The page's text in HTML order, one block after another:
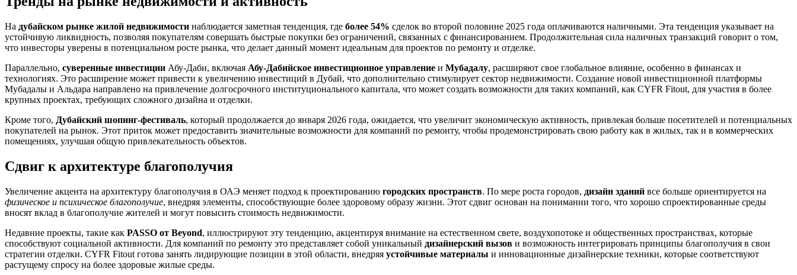
На дубайском рынке жилой недвижимости наблюдается заметная тенденция, где более 54% сделок во второй половине 2025 года оплачиваются наличными. Эта тенденция указывает на
устойчивую ликвидность, позволяя покупателям совершать быстрые покупки без ограничений, связанных с финансированием. Продолжительная сила наличных транзакций говорит о том,
что инвесторы уверены в потенциальном росте рынка, что делает данный момент идеальным для проектов по ремонту и отделке.
Параллельно, суверенные инвестиции Абу-Даби, включая Абу-Дабийское инвестиционное управление и Мубадалу, расширяют свое глобальное влияние, особенно в финансах и
технологиях. Это расширение может привести к увеличению инвестиций в Дубай, что дополнительно стимулирует сектор недвижимости. Создание новой инвестиционной платформы
Мубадалы и Альдара направлено на привлечение долгосрочного институционального капитала, что может создать возможности для таких компаний, как CYFR Fitout, для участия в более
крупных проектах, требующих сложного дизайна и отделки.
Кроме того, Дубайский шопинг-фестиваль, который продолжается до января 2026 года, ожидается, что увеличит экономическую активность, привлекая больше посетителей и потенциальных
покупателей на рынок. Этот приток может предоставить значительные возможности для компаний по ремонту, чтобы продемонстрировать свою работу как в жилых, так и в коммерческих
помещениях, улучшая общую привлекательность объектов.
Сдвиг к архитектуре благополучия
Увеличение акцента на архитектуру благополучия в ОАЭ меняет подход к проектированию городских пространств. По мере роста городов, дизайн зданий все больше ориентируется на
физическое и психическое благополучие, внедряя элементы, способствующие более здоровому образу жизни. Этот сдвиг основан на понимании того, что хорошо спроектированные среды
вносят вклад в благополучие жителей и могут повысить стоимость недвижимости.
Недавние проекты, такие как PASSO от Beyond, иллюстрируют эту тенденцию, акцентируя внимание на естественном свете, воздухопотоке и общественных пространствах, которые
способствуют социальной активности. Для компаний по ремонту это представляет собой уникальный дизайнерский вызов и возможность интегрировать принципы благополучия в свои
стратегии отделки. CYFR Fitout готова занять лидирующие позиции в этой области, внедряя устойчивые материалы и инновационные дизайнерские техники, которые соответствуют
растущему спросу на более здоровые жилые среды.